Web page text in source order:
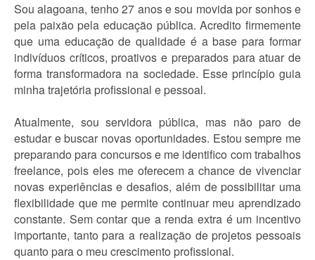
Sou alagoana, tenho 27 anos e sou movida por sonhos e
pela paixão pela educação pública. Acredito firmemente
que uma educação de qualidade é a base para formar
indivíduos críticos, proativos e preparados para atuar de
forma transformadora na sociedade. Esse princípio guia
minha trajetória profissional e pessoal.
Atualmente, sou servidora pública, mas não paro de
estudar e buscar novas oportunidades. Estou sempre me
preparando para concursos e me identifico com trabalhos
freelance, pois eles me oferecem a chance de vivenciar
novas experiências e desafios, além de possibilitar uma
flexibilidade que me permite continuar meu aprendizado
constante. Sem contar que a renda extra é um incentivo
importante, tanto para a realização de projetos pessoais
quanto para o meu crescimento profissional.